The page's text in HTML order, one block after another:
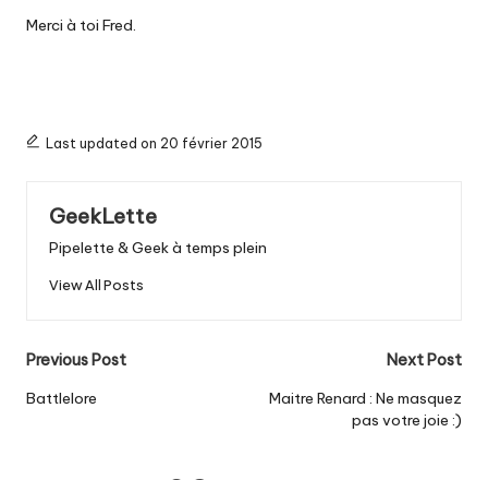
Merci à toi Fred.
Last updated on 20 février 2015
GeekLette
Pipelette & Geek à temps plein
View All Posts
Post
navigation
Previous Post
Battlelore
Next Post
Maitre Renard : Ne masquez
pas votre joie :)